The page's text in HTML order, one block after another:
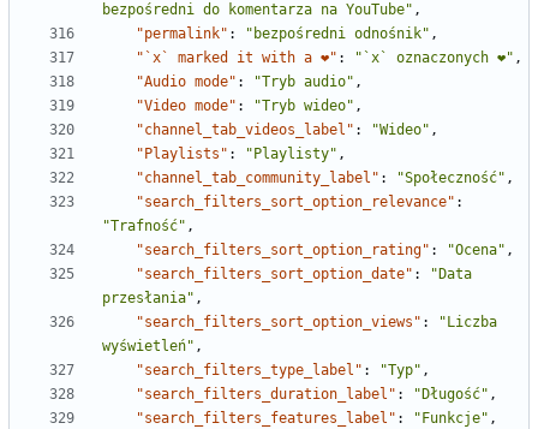
bezpośredni do komentarza na YouTube" ,
"permalink" : "bezpośredni odnośnik" ,
"`x` marked it with a ❤" : "`x` oznaczonych ❤" ,
"Audio mode" : "Tryb audio" ,
"Video mode" : "Tryb wideo" ,
"channel_tab_videos_label" : "Wideo" ,
"Playlists" : "Playlisty" ,
"channel_tab_community_label" : "Społeczność" ,
"search_filters_sort_option_relevance" :
"Trafność" ,
"search_filters_sort_option_rating" : "Ocena" ,
"search_filters_sort_option_date" :
"Data
przesłania" ,
"search_filters_sort_option_views" :
"Liczba
wyświetleń" ,
"search_filters_type_label" : "Typ" ,
"search_filters_duration_label" : "Długość" ,
"search_filters_features_label" : "Funkcje" ,